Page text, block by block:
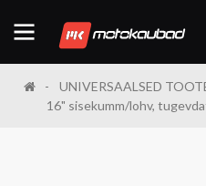
UNIVERSAALSED
16" sisekumm/lohv,